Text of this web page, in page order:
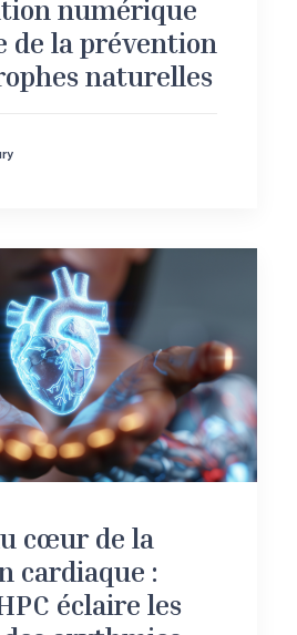
numérique
de la prévention
naturelles
cœur de la
cardiaque :
éclaire les